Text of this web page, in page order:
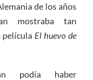
de los años
mostraba tan
película El huevo de
podía haber